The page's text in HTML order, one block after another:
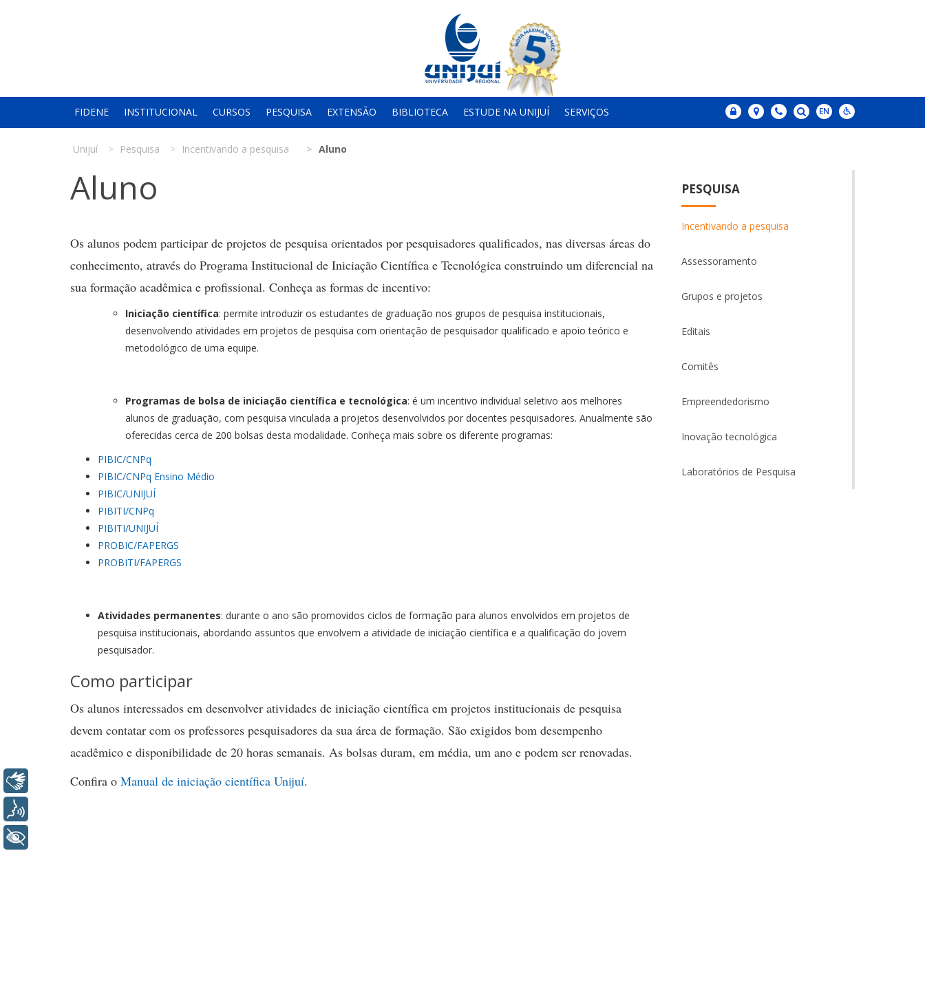
FIDENE INSTITUCIONAL CURSOS PESQUISA EXTENSÃO BIBLIOTECA ESTUDE NA UNIJUÍ SERVIÇOS
Unijuí Pesquisa Incentivando a pesquisa Aluno
Aluno
Os alunos podem participar de projetos de pesquisa orientados por pesquisadores qualificados, nas diversas áreas do
conhecimento, através do Programa Institucional de Iniciação Científica e Tecnológica construindo um diferencial na
sua formação acadêmica e profissional. Conheça as formas de incentivo:
Iniciação científica: permite introduzir os estudantes de graduação nos grupos de pesquisa institucionais,
desenvolvendo atividades em projetos de pesquisa com orientação de pesquisador qualificado e apoio teórico e
metodológico de uma equipe.
Programas de bolsa de iniciação científica e tecnológica: é um incentivo individual seletivo aos melhores
alunos de graduação, com pesquisa vinculada a projetos desenvolvidos por docentes pesquisadores. Anualmente são
oferecidas cerca de 200 bolsas desta modalidade. Conheça mais sobre os diferente programas:
PIBIC/CNPq
PIBIC/CNPq Ensino Médio
PIBIC/UNIJUÍ
PIBITI/CNPq
PIBITI/UNIJUÍ
PROBIC/FAPERGS
PROBITI/FAPERGS
Atividades permanentes: durante o ano são promovidos ciclos de formação para alunos envolvidos em projetos de
pesquisa institucionais, abordando assuntos que envolvem a atividade de iniciação científica e a qualificação do jovem
pesquisador.
Como participar
Os alunos interessados em desenvolver atividades de iniciação científica em projetos institucionais de pesquisa
devem contatar com os professores pesquisadores da sua área de formação. São exigidos bom desempenho
acadêmico e disponibilidade de 20 horas semanais. As bolsas duram, em média, um ano e podem ser renovadas.
Confira o Manual de iniciação científica Unijuí.
PESQUISA
Incentivando a pesquisa
Assessoramento
Grupos e projetos
Editais
Comitês
Empreendedorismo
Inovação tecnológica
Laboratórios de Pesquisa
Libras